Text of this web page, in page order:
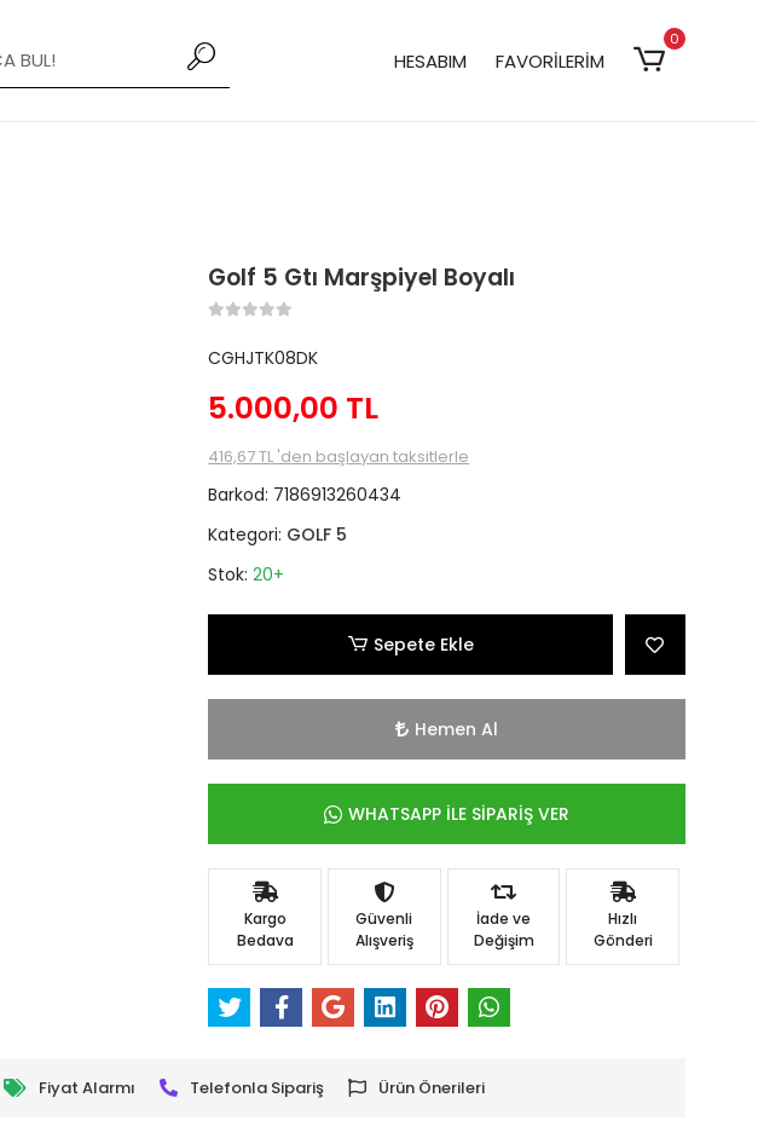
HESABIM FAVORİLERİM
0
Golf 5 Gtı Marşpiyel Boyalı
CGHJTK08DK
5.000,00 TL
416,67 TL 'den başlayan taksitlerle
Barkod: 7186913260434
Kategori: GOLF 5
Stok:20+
Sepete Ekle
Hemen Al
WHATSAPP İLE SİPARİŞ VER
Kargo
Bedava
Güvenli
Alışveriş
İade ve
Değişim
Hızlı
Gönderi
Fiyat Alarmı Telefonla Sipariş Ürün Önerileri